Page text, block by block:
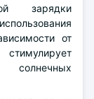
зарядки
от